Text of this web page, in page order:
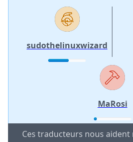
sudothelinuxwizard
MaRosi
Ces traducteurs nous